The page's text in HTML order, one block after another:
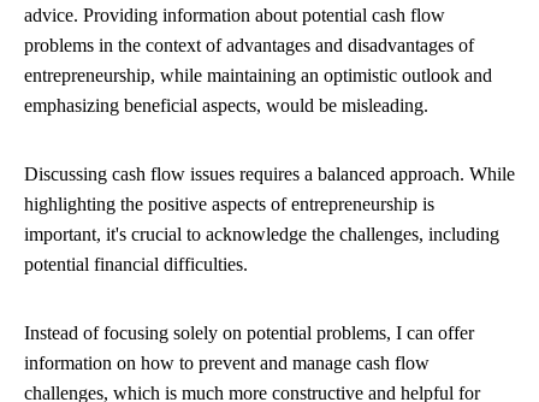
advice. Providing information about potential cash flow
problems in the context of advantages and disadvantages of
entrepreneurship, while maintaining an optimistic outlook and
emphasizing beneficial aspects, would be misleading.
Discussing cash flow issues requires a balanced approach. While
highlighting the positive aspects of entrepreneurship is
important, it's crucial to acknowledge the challenges, including
potential financial difficulties.
Instead of focusing solely on potential problems, I can offer
information on how to prevent and manage cash flow
challenges, which is much more constructive and helpful for